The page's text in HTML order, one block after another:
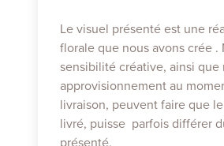
Le visuel présenté est une
florale que nous avons crée .
sensibilité créative, ainsi que
approvisionnement au
livraison, peuvent faire que
livré, puisse parfois différer